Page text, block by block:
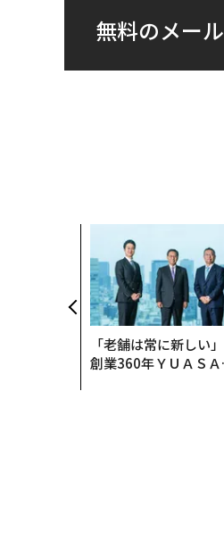
無料のメー
「老舗は常に新しい」
創業360年ＹＵＡＳＡ